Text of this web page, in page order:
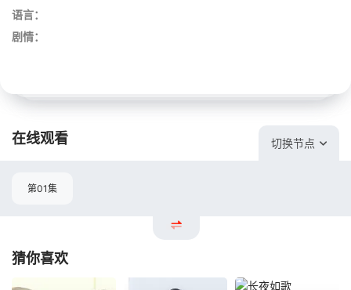
语言：
剧情：
在线观看 切换节点
第01集
猜你喜欢